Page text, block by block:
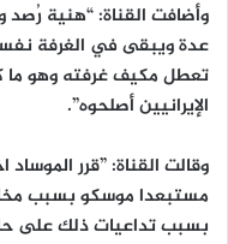
وأضافت القناة: “هنية
عدة ويبقى في الغرفة
تعطل مكيف غرفته وهو ما
الإيرانيين أصلحوه”.
وقالت القناة: ”قرر الموساد
مستبعدا موسكو بسبب
بسبب تداعيات ذلك على